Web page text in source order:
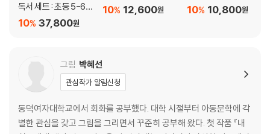
독서 세트 : 초등 5-6학
년
37,800원
10%
12,600원
10% 10,800원
10%
그림 박혜선
관심작가 알림신청
동덕여자대학교에서 회화를 공부했다. 대학 시절부터 아동문학에 각
별한 관심을 갖고 그림을 그리면서 꾸준히 공부해 왔다. 첫 작품 『내